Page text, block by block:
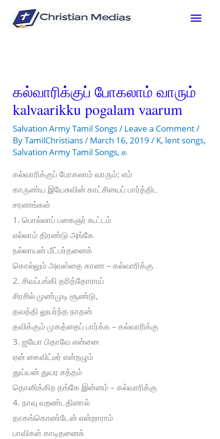
கல்வாரிக்குப் போகலாம் வாரும்
kalvaarikku pogalam vaarum
Salvation Army Tamil Songs/ Leave a Comment/
ByTamilChristians/ March 16, 2019/ K, lent songs,
Salvation Army Tamil Songs,க
கல்வாரிக்குப் போகலாம் வாரும்; எம்
காருண்ய இயேசுவின் காட்சியைப் பார்த்திட
சரணங்கள்
1. பொல்லாப் பகைஞர் கூட்டம்
எல்லாம் திரண்டு அங்கே
நல்லாயன் மீட்பர்தனைக்
கொல்லும் அவஸ்தை காண – கல்வாரிக்கு
2. சிவப்பங்கி தரித்தோராய்
சிரசில் முண்முடி சூண்டு,
தவத்தி லுயர்ந்த நாதன்
தவிக்கும் முகத்தைப் பார்க்க – கல்வாரிக்கு
3. ஐயோ பிதாவே என்னை
ஏன் கைவிட்டீர் என்றழும்
துய்யன் துயர சத்தம்
தொனிக்கிற தங்கே இன்னம் – கல்வாரிக்கு
4. நாவு வறண்டதினால்
தாகங்கொண்டேன் என்றாராம்
பாவிகள் காடிதனைக்